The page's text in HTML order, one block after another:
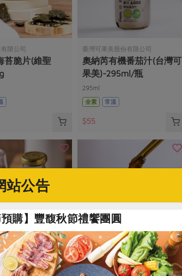
限公司
苔脆片(維聖
臺灣可果美股份有限公司
奧納芮有機番茄汁(台灣可
果美)-295ml/瓶
295ml
全素
常溫
$55
社
活飲
明德食品工業股份有限公司
脆花瓜(明德)-170g/瓶
站公告
購】豐馥秋節禮饗團圓